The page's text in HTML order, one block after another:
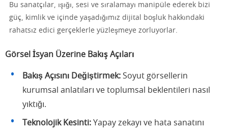
Bu sanatçılar, ışığı, sesi ve sıralamayı manipüle ederek bizi
güç, kimlik ve içinde yaşadığımız dijital boşluk hakkındaki
rahatsız edici gerçeklerle yüzleşmeye zorluyorlar.
Görsel İsyan Üzerine Bakış Açıları
Bakış Açısını Değiştirmek: Soyut görsellerin
kurumsal anlatıları ve toplumsal beklentileri nasıl
yıktığı.
Teknolojik Kesinti: Yapay zekayı ve hata sanatını